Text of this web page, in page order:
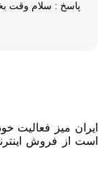
پاسخ : سلام وقت
است از فروش